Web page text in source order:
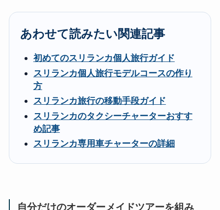
あわせて読みたい関連記事
初めてのスリランカ個人旅行ガイド
スリランカ個人旅行モデルコースの作り
方
スリランカ旅行の移動手段ガイド
スリランカのタクシーチャーターおすす
め記事
スリランカ専用車チャーターの詳細
自分だけのオーダーメイドツアーを組み